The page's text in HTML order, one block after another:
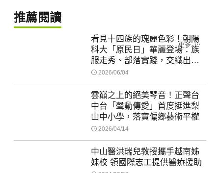
推薦閱讀
更多
看見十四族的瑰麗色彩！朝陽
科大「原民日」華麗登場：族
服走秀、部落實踐，交織出都
市校園的工藝之魂
2026/06/04
雲巔之上的絕美琴音！正聲台
中台「聲動傳愛」首度挺進梨
山中小學，落實偏鄉藝術平權
2026/04/14
中山醫洪瑞兒教授攜手越南姊
妹校 領國際志工提供醫療援助